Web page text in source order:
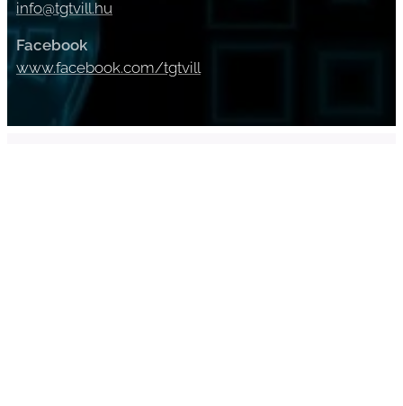
info@tgtvill.hu
Facebook
www.facebook.com/tgtvill